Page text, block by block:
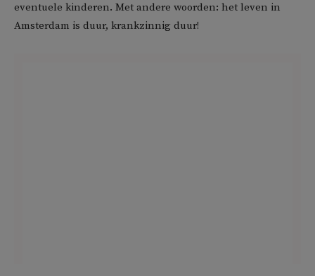
eventuele kinderen. Met andere woorden: het leven in
Amsterdam is duur, krankzinnig duur!